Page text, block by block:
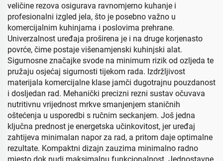
veličine rezova osigurava ravnomjerno kuhanje i
profesionalni izgled jela, što je posebno važno u
komercijalnim kuhinjama i poslovima prehrane.
Univerzalnost uređaja proširena je i na druge korjenasto
povrće, čime postaje višenamjenski kuhinjski alat.
Sigurnosne značajke svode na minimum rizik od ozljeda te
pružaju osjećaj sigurnosti tijekom rada. Izdržljivost
materijala komercijalne klase jamči dugotrajnu pouzdanost
i dosljedan rad. Mehanički precizni rezni sustav očuvava
nutritivnu vrijednost mrkve smanjenjem staničnih
oštećenja u usporedbi s ručnim seckanjem. Još jedna
ključna prednost je energetska učinkovitost, jer uređaj
zahtijeva minimalan napor za rad, a pritom daje optimalne
rezultate. Kompaktni dizajn zauzima minimalno radno